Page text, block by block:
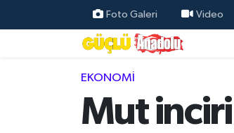
Foto Galeri Video
EKONOMI
Mut
Özel Haber
Resmi İlanlar